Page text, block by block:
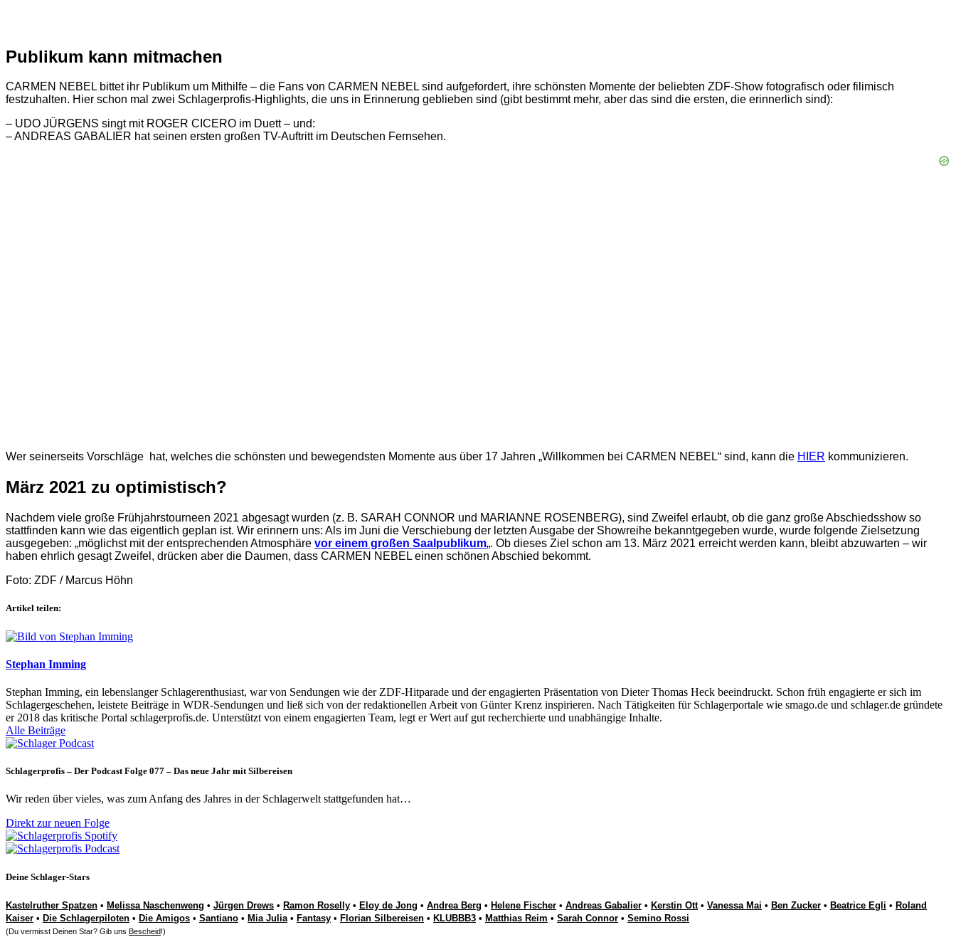
Publikum kann mitmachen
CARMEN NEBEL bittet ihr Publikum um Mithilfe – die Fans von CARMEN NEBEL sind aufgefordert, ihre schönsten Momente der beliebten ZDF-Show fotografisch oder filimisch
festzuhalten. Hier schon mal zwei Schlagerprofis-Highlights, die uns in Erinnerung geblieben sind (gibt bestimmt mehr, aber das sind die ersten, die erinnerlich sind):
– UDO JÜRGENS singt mit ROGER CICERO im Duett – und:
– ANDREAS GABALIER hat seinen ersten großen TV-Auftritt im Deutschen Fernsehen.
Wer seinerseits Vorschläge hat, welches die schönsten und bewegendsten Momente aus über 17 Jahren „Willkommen bei CARMEN NEBEL“ sind, kann die HIER kommunizieren.
März 2021 zu optimistisch?
Nachdem viele große Frühjahrstourneen 2021 abgesagt wurden (z. B. SARAH CONNOR und MARIANNE ROSENBERG), sind Zweifel erlaubt, ob die ganz große Abschiedsshow so
stattfinden kann wie das eigentlich geplan ist. Wir erinnern uns: Als im Juni die Verschiebung der letzten Ausgabe der Showreihe bekanntgegeben wurde, wurde folgende Zielsetzung
ausgegeben: „möglichst mit der entsprechenden Atmosphäre vor einem großen Saalpublikum„. Ob dieses Ziel schon am 13. März 2021 erreicht werden kann, bleibt abzuwarten – wir
haben ehrlich gesagt Zweifel, drücken aber die Daumen, dass CARMEN NEBEL einen schönen Abschied bekommt.
Foto: ZDF / Marcus Höhn
Artikel teilen:
Stephan Imming
Stephan Imming, ein lebenslanger Schlagerenthusiast, war von Sendungen wie der ZDF-Hitparade und der engagierten Präsentation von Dieter Thomas Heck beeindruckt. Schon früh engagierte er sich im
Schlagergeschehen, leistete Beiträge in WDR-Sendungen und ließ sich von der redaktionellen Arbeit von Günter Krenz inspirieren. Nach Tätigkeiten für Schlagerportale wie smago.de und schlager.de gründete
er 2018 das kritische Portal schlagerprofis.de. Unterstützt von einem engagierten Team, legt er Wert auf gut recherchierte und unabhängige Inhalte.
Alle Beiträge
Schlagerprofis – Der Podcast Folge 077 – Das neue Jahr mit Silbereisen
Wir reden über vieles, was zum Anfang des Jahres in der Schlagerwelt stattgefunden hat…
Direkt zur neuen Folge
Deine Schlager-Stars
Kastelruther Spatzen • Melissa Naschenweng • Jürgen Drews • Ramon Roselly • Eloy de Jong • Andrea Berg • Helene Fischer • Andreas Gabalier • Kerstin Ott• Vanessa Mai • Ben Zucker • Beatrice Egli • Roland
Kaiser • Die Schlagerpiloten • Die Amigos • Santiano • Mia Julia • Fantasy • Florian Silbereisen • KLUBBB3 • Matthias Reim • Sarah Connor • Semino Rossi
(Du vermisst Deinen Star? Gib uns Bescheid!)